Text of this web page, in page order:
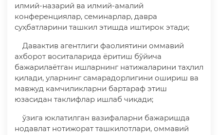
илмий-назарий ва илмий-амалий
конференциялар, семинарлар, давра
суҳбатларини ташкил этишда иштирок этади;
Давактив агентлиги фаолиятини оммавий
ахборот воситаларида ёритиш бўйича
бажарилаётган ишларнинг натижаларини таҳлил
қилади, уларнинг самарадорлигини ошириш ва
мавжуд камчиликларни бартараф этиш
юзасидан таклифлар ишлаб чиқади;
ўзига юклатилган вазифаларни бажаришда
нодавлат нотижорат ташкилотлари, оммавий